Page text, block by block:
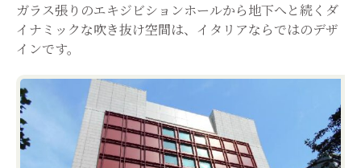
ガラス張りのエキジビションホールから地下へと続くダ
イナミックな吹き抜け空間は、イタリアならではのデザ
インです。